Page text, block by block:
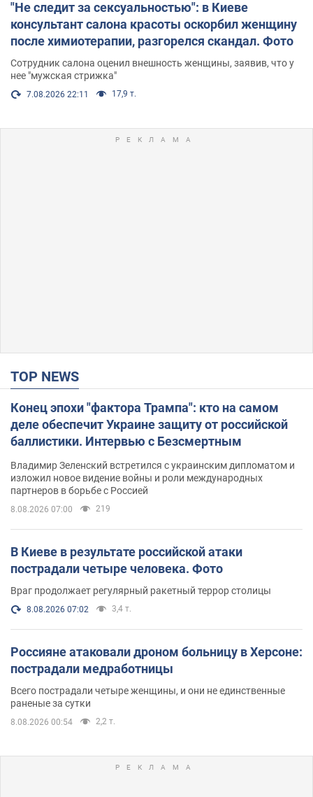
"Не следит за сексуальностью": в Киеве
консультант салона красоты оскорбил женщину
после химиотерапии, разгорелся скандал. Фото
Сотрудник салона оценил внешность женщины, заявив, что у
нее "мужская стрижка"
7.08.2026 22:11 17,9 т.
TOP NEWS
Конец эпохи "фактора Трампа": кто на самом
деле обеспечит Украине защиту от российской
баллистики. Интервью с Безсмертным
Владимир Зеленский встретился с украинским дипломатом и
изложил новое видение войны и роли международных
партнеров в борьбе с Россией
8.08.2026 07:00 219
В Киеве в результате российской атаки
пострадали четыре человека. Фото
Враг продолжает регулярный ракетный террор столицы
8.08.2026 07:02 3,4 т.
Россияне атаковали дроном больницу в Херсоне:
пострадали медработницы
Всего пострадали четыре женщины, и они не единственные
раненые за сутки
8.08.2026 00:54 2,2 т.